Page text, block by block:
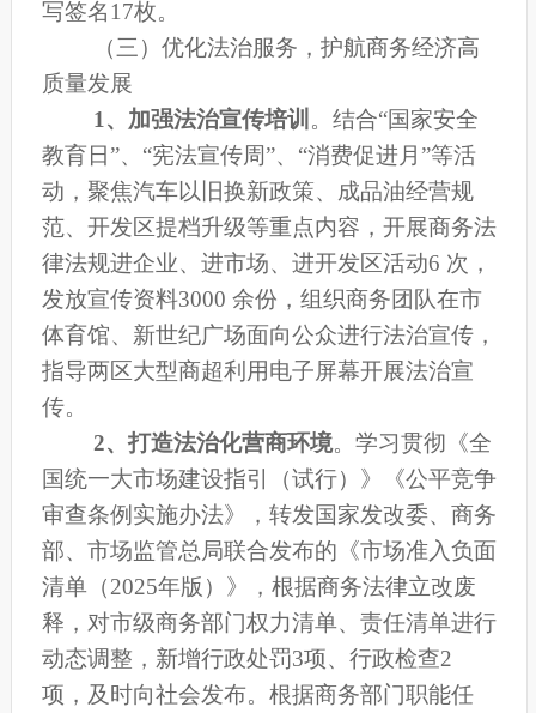
写签名17枚。
（三）优化法治服务，护航商务经济高
质量发展
1、 加强法治宣传培训 。 结合“国家安全
教育日 ”、 “宪法宣传周”、 “消费促进月”等活
动 ，聚焦汽车以旧换新政策、成品油经营规
范、开发区提档升级等重点内容，开展商务法
律法规进企业、进市场、进开发区活动6 次 ，
发放宣传资料3000 余份 ， 组织商务团队在市
体育馆、新世纪广场面向公众进行法治宣传，
指导两区大型商超利用电子屏幕开展法治宣
传。
2、打造法治化营商环境。学习贯彻 《全
国统一大市场建设指引（试行）》《公平竞争
审查条例实施办法》， 转发国家发改委、商务
部、市场监管总局联合发布的《市场准入负面
清单（2025年版 ）》， 根据商务法律立改废
释， 对市级商务部门权力清单、责任清单进行
动态调整，新增行政处罚3项、行政检查2
项，及时向社会发布。根据商务部门职能任